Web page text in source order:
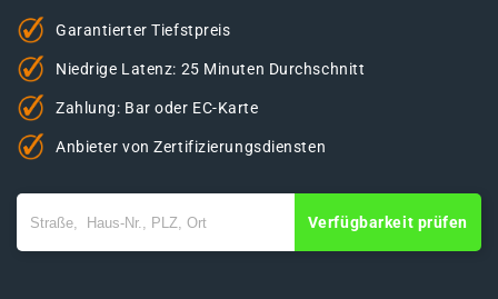
Garantierter Tiefstpreis
Niedrige Latenz: 25 Minuten Durchschnitt
Zahlung: Bar oder EC-Karte
Anbieter von Zertifizierungsdiensten
Verfügbarkeit prüfen